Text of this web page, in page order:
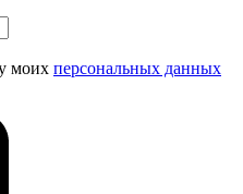
моих персональных данных